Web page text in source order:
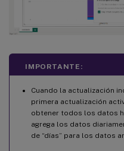
IMPORTANTE:
Cuando la actualización
primera actualización
obtener todos los datos
agrega los datos
de “días” para los datos